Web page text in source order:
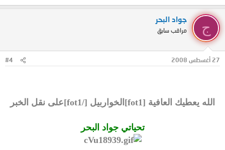
ج
جواد البحر
مراقب سابق
27 أغسطس 2008 #4
الله يعطيك العافية [fot1]الخواربيل [/fot1]على نقل الخبر
تحياتي جواد البحر